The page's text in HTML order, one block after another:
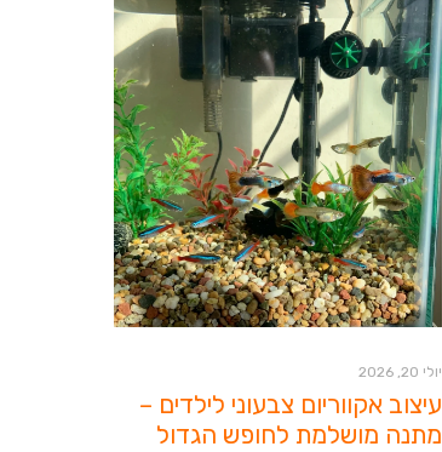
יולי 20, 2026
עיצוב אקווריום צבעוני לילדים –
מתנה מושלמת לחופש הגדול